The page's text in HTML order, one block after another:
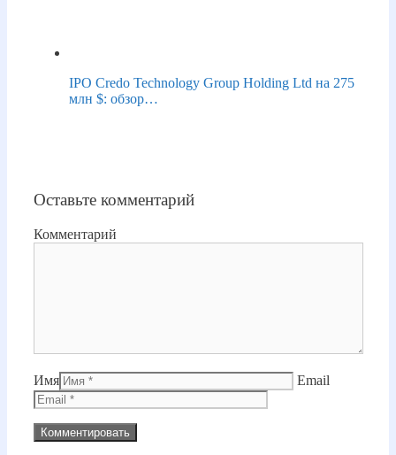
IPO Credo Technology Group Holding Ltd на 275
млн $: обзор…
Оставьте комментарий
Комментарий
Имя Email